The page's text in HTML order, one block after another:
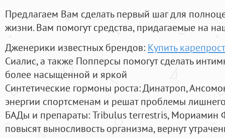
Предлагаем Вам сделать первый шаг для
жизни. Вам помогут средства, придагаемые на
Дженерики известных брендов: Купить
Сиалис, а также Попперсы помогут сделать
более насыщенной и яркой
Синтетические гормоны роста: Динатроп,
энергии спортсменам и решат проблемы
БАДы и препараты:Tribulus terrestris, Мориамин
повысят выносливость организма, вернут